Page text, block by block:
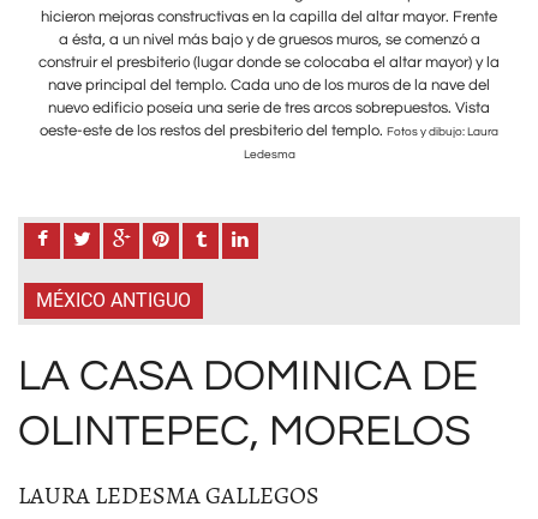
hicieron mejoras constructivas en la capilla del altar mayor. Frente
a ésta, a un nivel más bajo y de gruesos muros, se comenzó a
construir el presbiterio (lugar donde se colocaba el altar mayor) y la
nave principal del templo. Cada uno de los muros de la nave del
nuevo edificio poseía una serie de tres arcos sobrepuestos. Vista
oeste-este de los restos del presbiterio del templo. Fotos y dibujo: Laura
Ledesma
MÉXICO ANTIGUO
LA CASA DOMINICA DE
OLINTEPEC, MORELOS
LAURA LEDESMA GALLEGOS